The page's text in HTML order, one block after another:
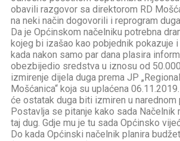
obavili razgovor sa direktorom RD
na neki način dogovorili i reprogram
Da je Općinskom načelniku potrebna
kojeg bi izašao kao pobjednik pokazuje
kada nakon samo par dana plasira
obezbijedio sredstva u iznosu od
izmirenje dijela duga prema JP
Mošćanica“ koja su uplaćena
će ostatak duga biti izmiren u narednom
Postavlja se pitanje kako sada Načelnik
taj dug. Gdje mu je tu sada Općinsko
Do kada Općinski načelnik planira